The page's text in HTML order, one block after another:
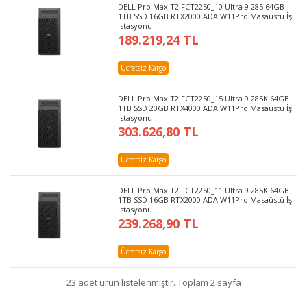
DELL Pro Max T2 FCT2250_10 Ultra 9 285 64GB
1TB SSD 16GB RTX2000 ADA W11Pro Masaüstü İş
İstasyonu
189.219,24 TL
Ücretsiz Kargo
DELL Pro Max T2 FCT2250_15 Ultra 9 285K 64GB
1TB SSD 20GB RTX4000 ADA W11Pro Masaüstü İş
İstasyonu
303.626,80 TL
Ücretsiz Kargo
DELL Pro Max T2 FCT2250_11 Ultra 9 285K 64GB
1TB SSD 16GB RTX2000 ADA W11Pro Masaüstü İş
İstasyonu
239.268,90 TL
Ücretsiz Kargo
23 adet ürün listelenmiştir. Toplam 2 sayfa